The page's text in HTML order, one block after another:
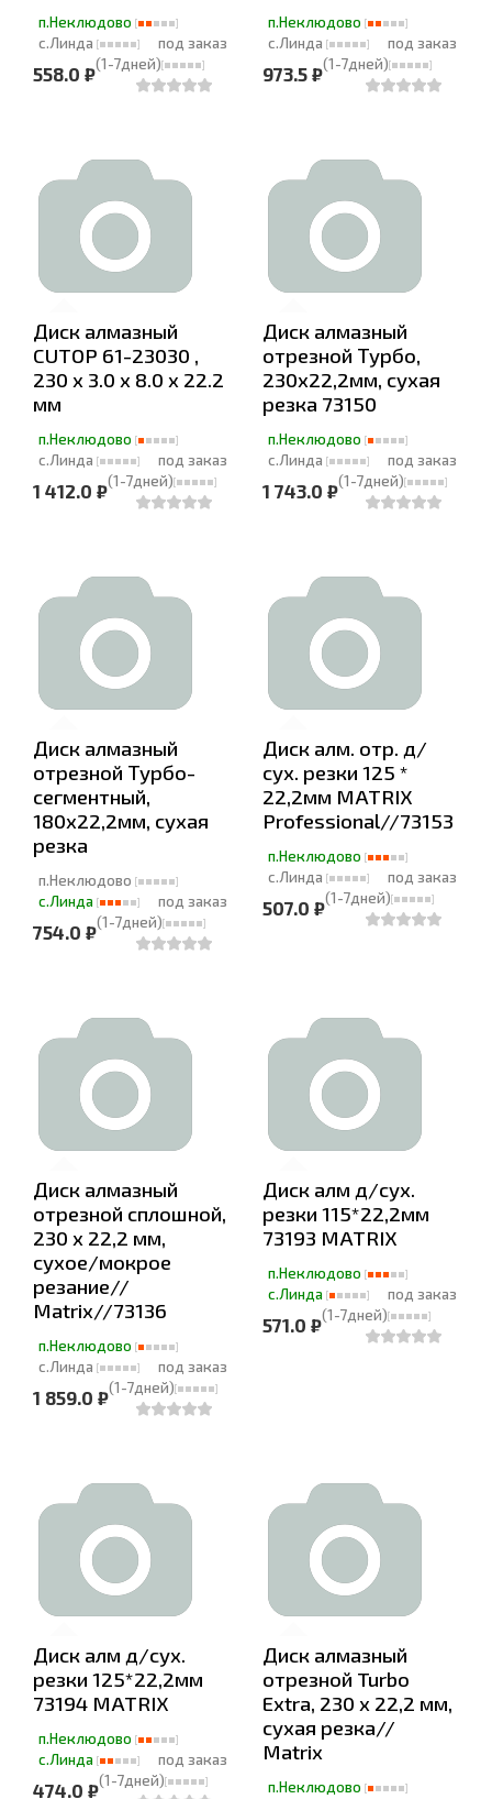
п.Неклюдово
с.Линда
под заказ
(1-7дней)
558.0 ₽
п.Неклюдово
с.Линда
под заказ
(1-7дней)
973.5 ₽
Диск алмазный
CUTOP 61-23030 ,
230 x 3.0 x 8.0 x 22.2
мм
п.Неклюдово
с.Линда
под заказ
(1-7дней)
1 412.0 ₽
Диск алмазный
отрезной Турбо,
230х22,2мм, сухая
резка 73150
п.Неклюдово
с.Линда
под заказ
(1-7дней)
1 743.0 ₽
Диск алмазный
отрезной Турбо-
сегментный,
180х22,2мм, сухая
резка
п.Неклюдово
с.Линда
под заказ
(1-7дней)
754.0 ₽
Диск алм. отр. д/
сух. резки 125 *
22,2мм MATRIX
Professional//73153
п.Неклюдово
с.Линда
под заказ
(1-7дней)
507.0 ₽
Диск алмазный
отрезной сплошной,
230 х 22,2 мм,
сухое/мокрое
резание//
Matrix//73136
п.Неклюдово
с.Линда
под заказ
(1-7дней)
1 859.0 ₽
Диск алм д/сух.
резки 115*22,2мм
73193 MATRIX
п.Неклюдово
с.Линда
под заказ
(1-7дней)
571.0 ₽
Диск алм д/сух.
резки 125*22,2мм
73194 MATRIX
п.Неклюдово
с.Линда
под заказ
(1-7дней)
474.0 ₽
Диск алмазный
отрезной Turbo
Extra, 230 х 22,2 мм,
сухая резка//
Matrix
п.Неклюдово